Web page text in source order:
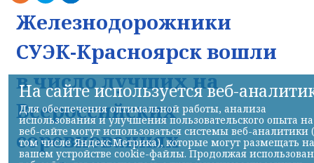
Железнодорожники
СУЭК-Красноярск вошли
в число лучших на
Всероссийских
соревнованиях
На сайте используется веб-
Для обеспечения оптимальной работы, анализа
использования и улучшения пользовательского опыта на
веб-сайте могут использоваться системы веб-аналитики
том числе Яндекс.Метрика), которые могут размещать на
вашем устройстве cookie-файлы. Продолжая